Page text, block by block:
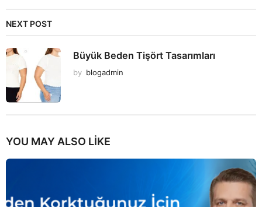
NEXT POST
Büyük Beden Tişört Tasarımları
by blogadmin
YOU MAY ALSO LIKE